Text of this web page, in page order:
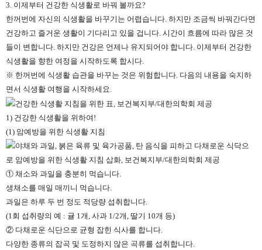
3. 이제부터 건강한 식생활로 바꿔 볼까요?
한꺼번에 자신의 식생활을 바꾸기는 어렵습니다. 하지만 조금씩 바꿔간다면
건강하고 즐거운 생활이 기다리고 있을 겁니다. 시간이 흐름에 따라 많은 것
들이 변합니다. 하지만 건강은 언제나 유지되어야 합니다. 이제부터 건강한
식생활을 향한 여정을 시작하도록 합시다.
※ 한꺼번에 식생활 습관을 바꾸는 것은 위험합니다. 다음의 내용을 숙지하
면서 식생활 여행을 시작하세요.
1) 건강한 식생활을 위하여!
(1) 암예방을 위한 식생활 지침
① 채소와 과일을 충분히 먹습니다.
생채소를 매일 매끼니 먹습니다.
과일은 하루 두 번 정도 적당량 섭취합니다.
(1회 섭취량의 예 : 귤 1개, 사과 1/2개, 딸기 10개 등)
② 다채로운 식단으로 균형 잡힌 식사를 합니다.
다양한 종류의 잡곡 및 도정하지 않은 곡류를 섭취합니다.